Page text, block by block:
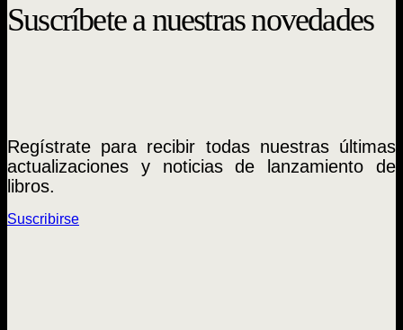
Suscríbete a nuestras novedades
Regístrate para recibir todas nuestras últimas
actualizaciones y noticias de lanzamiento de
libros.
Suscribirse